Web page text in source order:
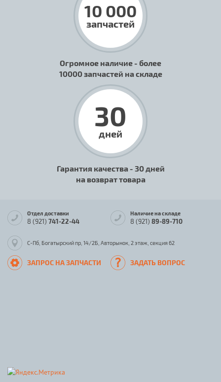
10 000
запчастей
Огромное наличие - более
10000 запчастей на складе
30
дней
Гарантия качества - 30 дней
на возврат товара
Отдел доставки
8 (921) 741-22-44
Наличие на складе
8 (921) 89-89-710
С-Пб, Богатырский пр, 14/2Б, Авторынок, 2 этаж, секция 62
ЗАПРОС НА ЗАПЧАСТИ ЗАДАТЬ ВОПРОС